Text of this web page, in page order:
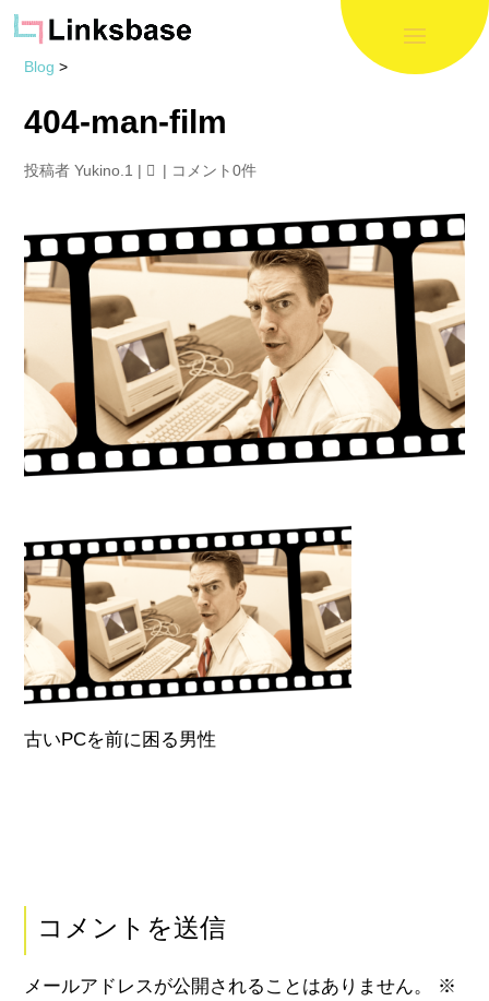
Blog >
404-man-film
投稿者Yukino.1 | | コメント0件
古いPCを前に困る男性
コメントを送信
メールアドレスが公開されることはありません。
※